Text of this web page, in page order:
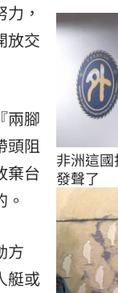
，
放交
兩腳
頭阻
棄台
方
艇或
非洲這
發聲了